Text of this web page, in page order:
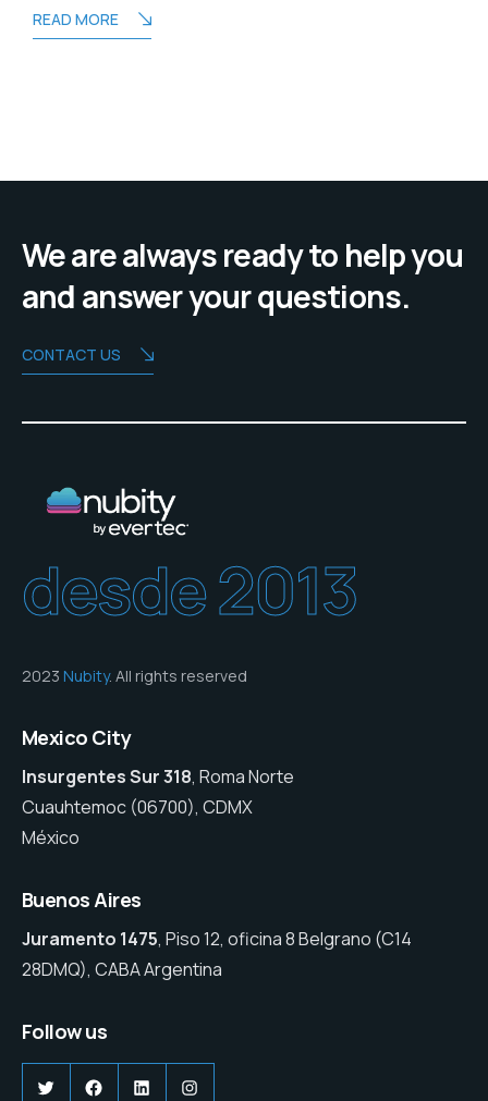
READ MORE
We are always ready to help you
and answer your questions.
CONTACT US
desde 2013
2023 Nubity. All rights reserved
Mexico City
Insurgentes Sur 318, Roma Norte
Cuauhtemoc (06700), CDMX
México
Buenos Aires
Juramento 1475, Piso 12, oficina 8 Belgrano (C14
28DMQ), CABA Argentina
Follow us
TwitterFacebook
LinkedInInstagram